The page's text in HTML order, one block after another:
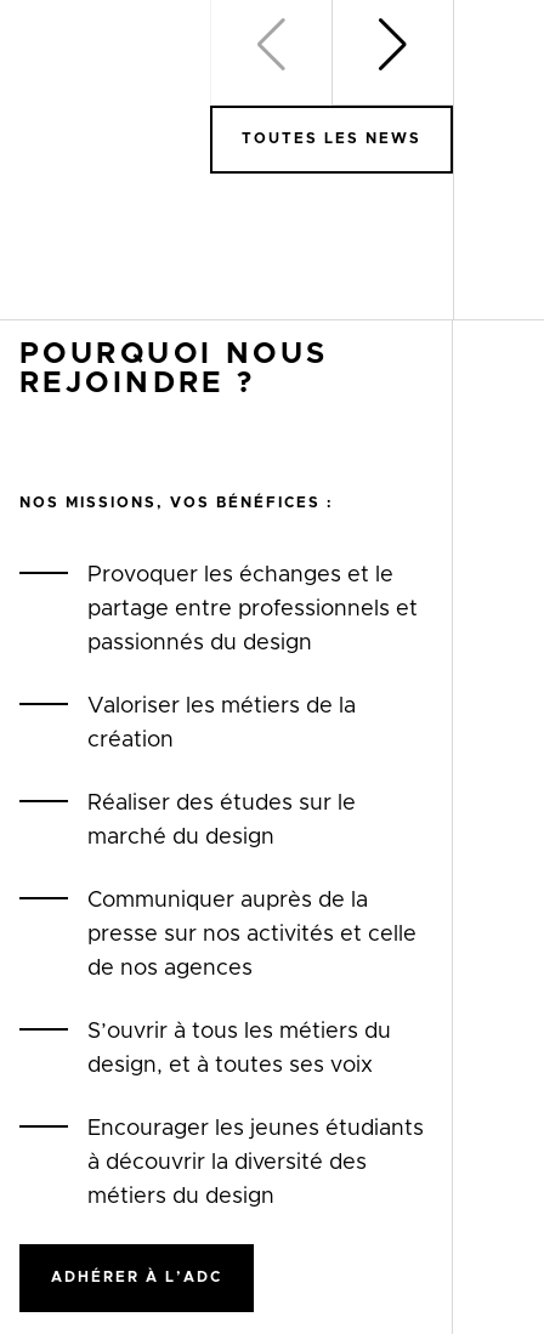
TOUTES LES NEWS
POURQUOI NOUS
REJOINDRE ?
NOS MISSIONS, VOS BÉNÉFICES :
Provoquer les échanges et le
partage entre professionnels et
passionnés du design
Valoriser les métiers de la
création
Réaliser des études sur le
marché du design
Communiquer auprès de la
presse sur nos activités et celle
de nos agences
S’ouvrir à tous les métiers du
design, et à toutes ses voix
Encourager les jeunes étudiants
à découvrir la diversité des
métiers du design
ADHÉRER À L’ADC